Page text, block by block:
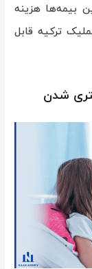
بیمه‌ها هزینه
ترکیه قابل
شدن